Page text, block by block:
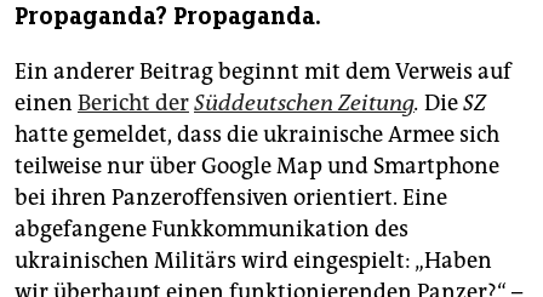
Propaganda? Propaganda.
Ein anderer Beitrag beginnt mit dem Verweis auf
einen Bericht derSüddeutschen Zeitung. DieSZ
hatte gemeldet, dass die ukrainische Armee sich
teilweise nur über Google Map und Smartphone
bei ihren Panzeroffensiven orientiert. Eine
abgefangene Funkkommunikation des
ukrainischen Militärs wird eingespielt: „Haben